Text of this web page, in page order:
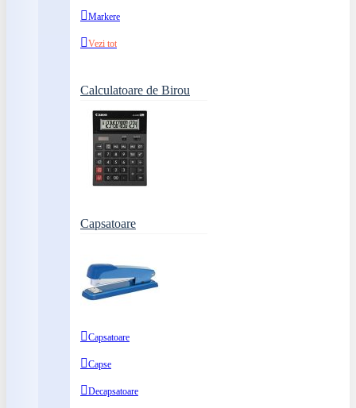
Markere
Vezi tot
Calculatoare de Birou
Capsatoare
Capsatoare
Capse
Decapsatoare